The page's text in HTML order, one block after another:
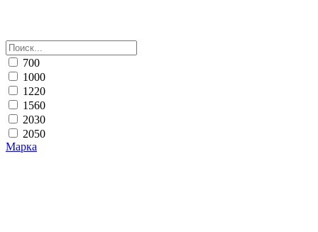
700
1000
1220
1560
2030
2050
Марка